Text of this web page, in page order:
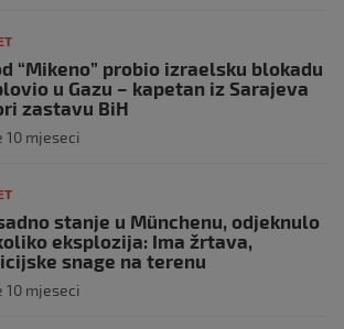
“Mikeno” probio izraelsku blokadu
u Gazu – kapetan iz Sarajeva
zastavu BiH
10 mjeseci
stanje u Münchenu, odjeknulo
eksplozija: Ima žrtava,
snage na terenu
10 mjeseci